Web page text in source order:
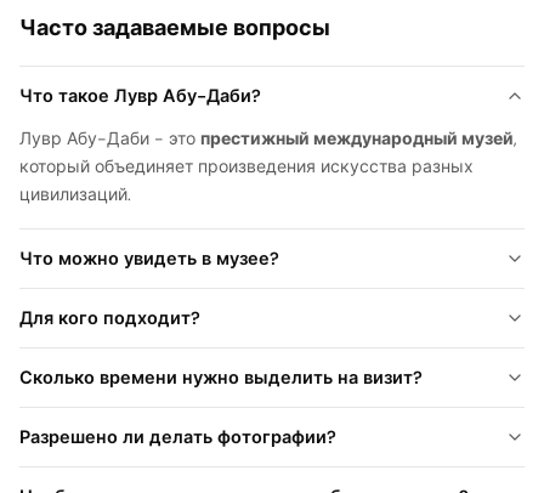
Часто задаваемые вопросы
Что такое Лувр Абу-Даби?
Лувр Абу-Даби - это престижный международный музей,
который объединяет произведения искусства разных
цивилизаций.
Что можно увидеть в музее?
Для кого подходит?
Сколько времени нужно выделить на визит?
Разрешено ли делать фотографии?